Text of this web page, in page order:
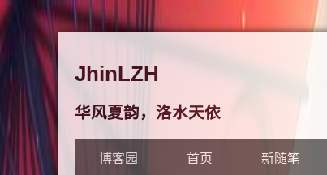
JhinLZH
华风夏韵，洛水天依
博客园 首页 新随笔